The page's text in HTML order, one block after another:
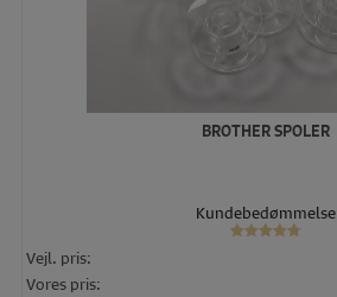
BROTHER SPOLER
Kundebedømmelse
Vejl. pris:
Vores pris: